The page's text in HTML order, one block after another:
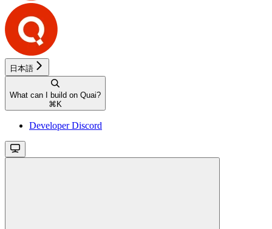
日本語
What can I build on Quai?
⌘ K
Developer Discord